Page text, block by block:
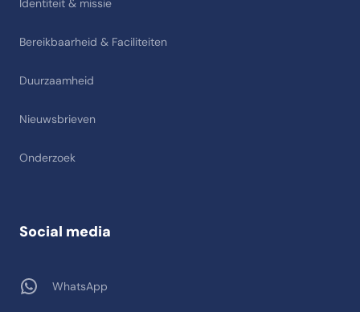
Identiteit & missie
Bereikbaarheid & Faciliteiten
Duurzaamheid
Nieuwsbrieven
Onderzoek
Social media
WhatsApp